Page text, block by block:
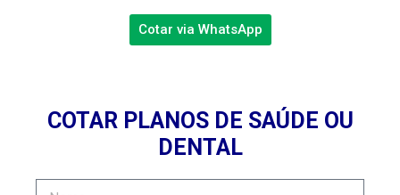
Cotar via WhatsApp
COTAR PLANOS DE SAÚDE OU
DENTAL